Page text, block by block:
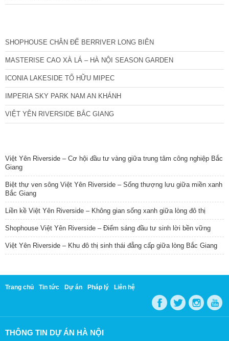
SHOPHOUSE CHÂN ĐẾ BERRIVER LONG BIÊN
MASTERISE CAO XÀ LÁ – HÀ NỘI SEASON GARDEN
ICONIA LAKESIDE TỐ HỮU MIPEC
IMPERIA SKY PARK NAM AN KHÁNH
VIỆT YÊN RIVERSIDE BẮC GIANG
Việt Yên Riverside – Cơ hội đầu tư vàng giữa trung tâm công nghiệp Bắc
Giang
Biệt thự ven sông Việt Yên Riverside – Sống thượng lưu giữa miền xanh
Bắc Giang
Liền kề Việt Yên Riverside – Không gian sống xanh giữa lòng đô thị
Shophouse Việt Yên Riverside – Điểm sáng đầu tư sinh lời bền vững
Việt Yên Riverside – Khu đô thị sinh thái đẳng cấp giữa lòng Bắc Giang
Trang chủ Tin tức Dự án Pháp lý Liên hệ
THÔNG TIN DỰ ÁN HÀ NỘI